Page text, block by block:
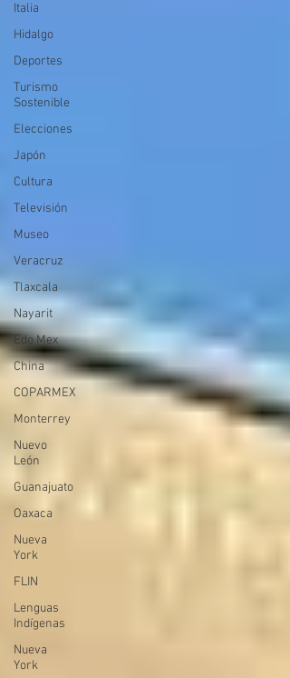
Italia
Hidalgo
Deportes
Turismo
Sostenible
Elecciones
Japón
Cultura
Televisión
Museo
Veracruz
Tlaxcala
Nayarit
Edo Mex
China
COPARMEX
Monterrey
Nuevo
León
Guanajuato
Oaxaca
Nueva
York
FLIN
Lenguas
Indígenas
Nueva
York